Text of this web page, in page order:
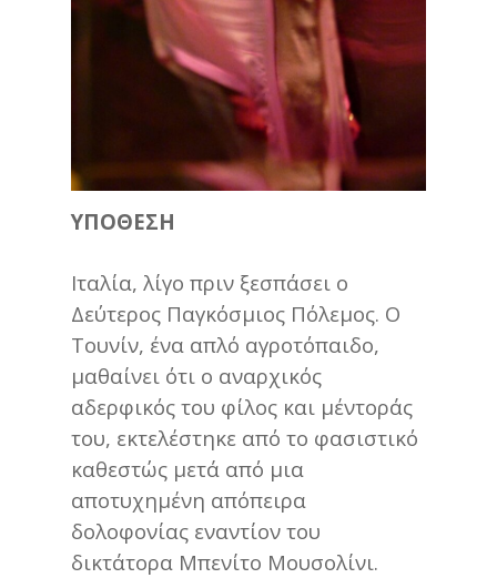
ΥΠΟΘΕΣΗ
Ιταλία, λίγο πριν ξεσπάσει ο
Δεύτερος Παγκόσμιος Πόλεμος. Ο
Τουνίν, ένα απλό αγροτόπαιδο,
μαθαίνει ότι ο αναρχικός
αδερφικός του φίλος και μέντοράς
του, εκτελέστηκε από το φασιστικό
καθεστώς μετά από μια
αποτυχημένη απόπειρα
δολοφονίας εναντίον του
δικτάτορα Μπενίτο Μουσολίνι.